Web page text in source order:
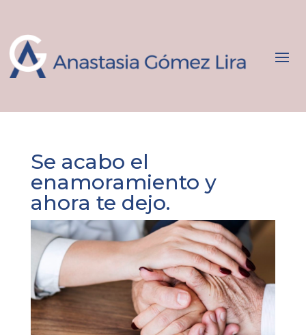
Se acabo el
enamoramiento y
ahora te dejo.